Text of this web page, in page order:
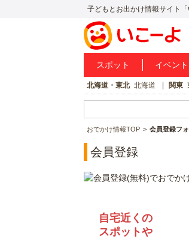
子どもとお出かけ情報サイト
スポット イベント
北海道・東北 北海道 関東
おでかけ情報TOP 会員登録フ
会員登録
自宅近くの
スポットや